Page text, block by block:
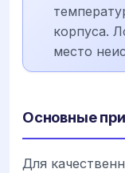
корпуса.
место
Основные
Для